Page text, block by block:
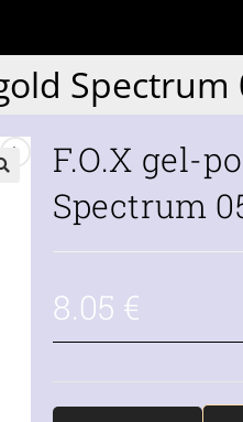
Spectrum
F.O.X gel-
Spectrum
8.05 €